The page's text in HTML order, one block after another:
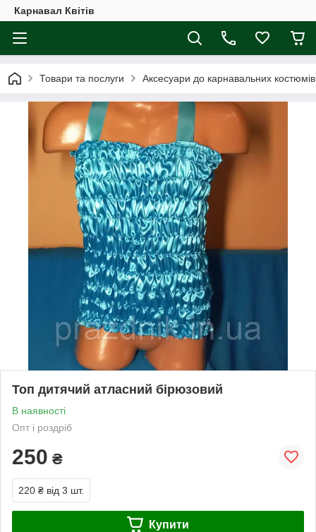
Карнавал Квітів
Товари та послуги Аксесуари до карнавальних костюмів
Топ дитячий атласний бірюзовий
В наявності
Опт і роздріб
250 ₴
220 ₴ від 3 шт.
Купити